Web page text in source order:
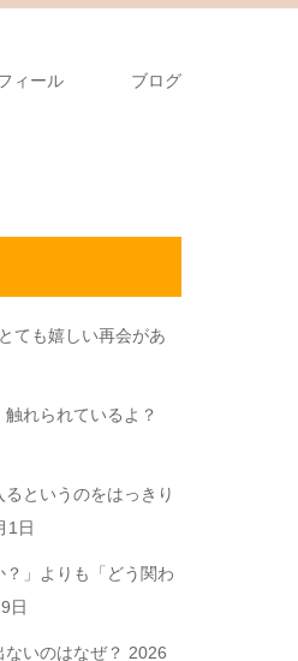
ィール ブログ
ても嬉しい再会があ
れられているよ？
というのをはっきり
1日
」よりも「どう関わ
日
いのはなぜ？ 2026